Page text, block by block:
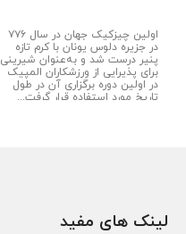
اولین چیزکیک جهان در سال ۷۷۶
در جزیره دلوس یونان با کرم تازه
پنیر درست شد و به‌عنوان شیرینی
برای پذیرایی از ورزشکاران المپیک
در اولین دوره برگزاری آن در طول
تاریخ مورد استفاده قرار گرفت...
لینک های مفید